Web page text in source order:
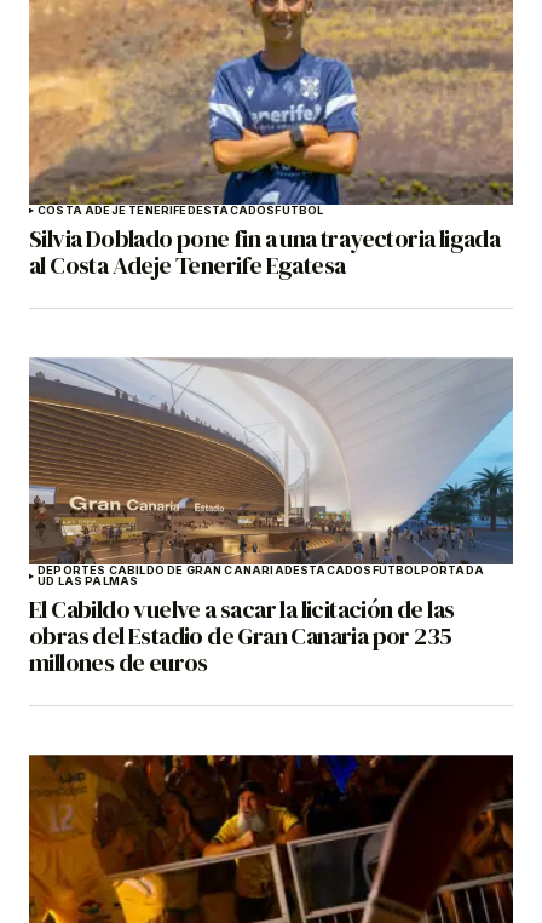
COSTA ADEJE TENERIFEDESTACADOSFÚTBOL
Silvia Doblado pone fin a una trayectoria ligada
al Costa Adeje Tenerife Egatesa
DEPORTES CABILDO DE GRAN CANARIADESTACADOSFÚTBOLPORTADA
UD LAS PALMAS
El Cabildo vuelve a sacar la licitación de las
obras del Estadio de Gran Canaria por 235
millones de euros